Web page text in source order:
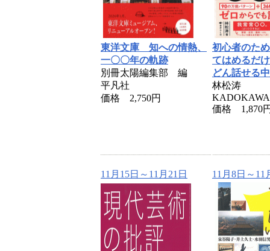
東洋文庫 知への情熱、
一〇〇年の軌跡
別冊太陽編集部 編
平凡社
価格 2,750円
初心者のた
てはめるだ
どん話せる
林松涛
KADOKAWA
価格 1,870
11月15日～11月21日 11月8日～11